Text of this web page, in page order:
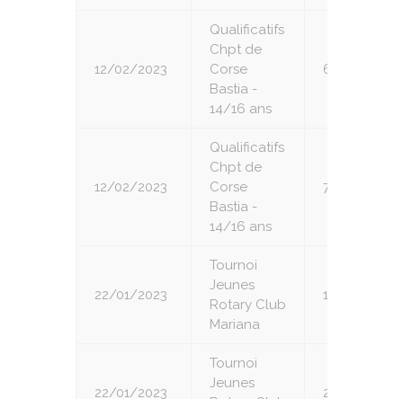
12/02/2023
Qualificatifs
Chpt de
Corse
Bastia -
14/16 ans
6
12/02/2023
Qualificatifs
Chpt de
Corse
Bastia -
14/16 ans
7
22/01/2023
Tournoi
Jeunes
Rotary Club
Mariana
1
22/01/2023
Tournoi
Jeunes
2